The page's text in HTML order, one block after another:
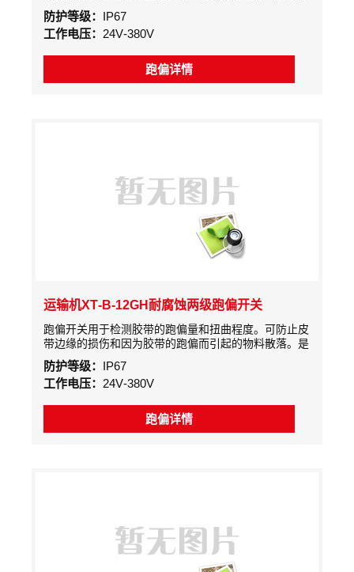
壳体或轴套，造成间隙增大，出现密封不严或者卡死的
情况，大幅延长拉绳开关使用寿命;
防护等级： IP67
工作电压： 24V-380V
跑偏详情
运输机XT-B-12GH耐腐蚀两级跑偏开关
跑偏开关用于检测胶带的跑偏量和扭曲程度。可防止皮
带边缘的损伤和因为胶带的跑偏而引起的物料散落。是
实现自动和停机的一种保护性开关。
防护等级： IP67
工作电压： 24V-380V
跑偏详情